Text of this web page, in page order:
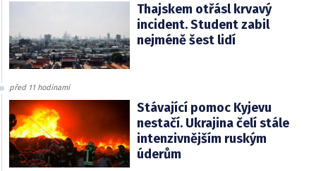
Thajskem otřásl krvavý
incident. Student zabil
nejméně šest lidí
před 11 hodinami
Stávající pomoc Kyjevu
nestačí. Ukrajina čelí stále
intenzivnějším ruským
úderům